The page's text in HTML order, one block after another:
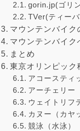
gorin.jp(ゴリ
TVer(ティー
マウンテンバイク
マウンテンバイク
まとめ
東京オリンピック
アコースティ
アーチェリー
ウェイトリフ
カヌー（カヤ
競泳（水泳）